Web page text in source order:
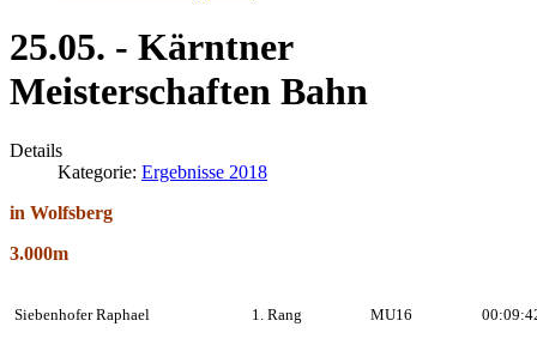
25.05. - Kärntner
Meisterschaften Bahn
Details
Kategorie: Ergebnisse 2018
in Wolfsberg
3.000m
Siebenhofer Raphael 1. Rang MU16